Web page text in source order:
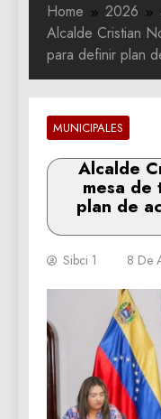
Home 2026
Alcalde Cristian
para definir plan
MUNICIPALES
Alcalde
mesa
plan de
Sibci 1 8 De